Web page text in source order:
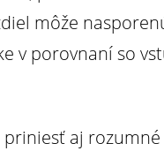
môže
v porovnaní so
aj rozumné